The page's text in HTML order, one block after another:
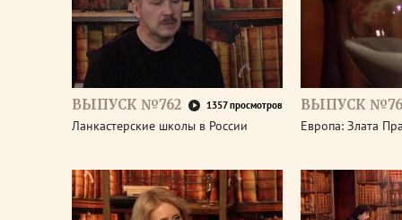
ВЫПУСК №762 1357 просмотров
Ланкастерские школы в России
ВЫПУСК
Европа: Злата